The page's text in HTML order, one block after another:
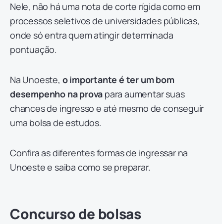
Nele, não há uma nota de corte rígida como em
processos seletivos de universidades públicas,
onde só entra quem atingir determinada
pontuação.
Na Unoeste, o importante é ter um bom
desempenho na prova para aumentar suas
chances de ingresso e até mesmo de conseguir
uma bolsa de estudos.
Confira as diferentes formas de ingressar na
Unoeste e saiba como se preparar.
Concurso de bolsas